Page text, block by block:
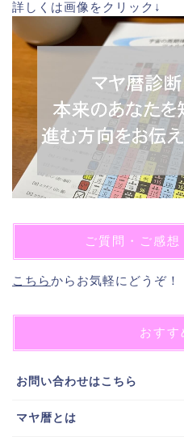
詳しくは画像をクリック↓
ご質問・ご感
こちらからお気軽にどうぞ！
おすす
お問い合わせはこちら
マヤ暦とは